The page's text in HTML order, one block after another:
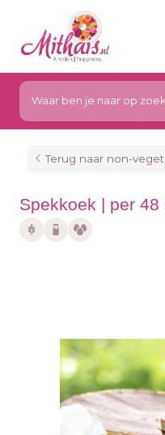
Terug naar non-
Spekkoek | per 48